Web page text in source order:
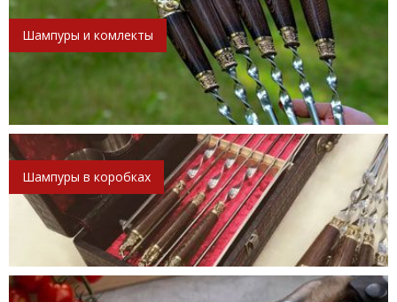
Шампуры и комлекты
Шампуры в коробках